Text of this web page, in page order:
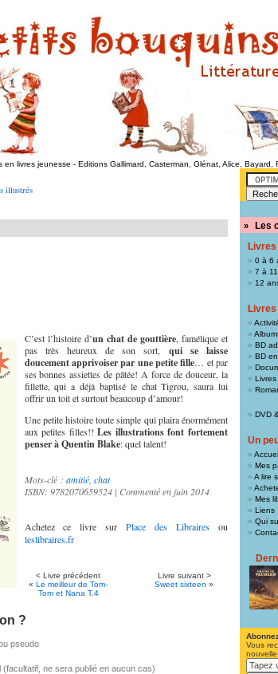
en livres jeunesse - Editions Gallimard, Casterman, Glénat, Alice, Bayard,
illustrés
C’est l’histoire d’un chat de gouttière, famélique et
pas très heureux de son sort, qui se laisse
doucement apprivoiser par une petite fille… et par
ses bonnes assiettes de pâtée! A force de douceur, la
fillette, qui a déjà baptisé le chat Tigrou, saura lui
offrir un toit et surtout beaucoup d’amour!
Une petite histoire toute simple qui plaira énormément
aux petites filles!!Les illustrations font fortement
penser à Quentin Blake: quel talent!
Mots-clé : amitié, chat
ISBN: 9782070659524 | Commenté en juin 2014
Achetez ce livre surPlace des Libraires ou
leslibraires.fr
< Livre précédent
« Le meilleur de Tom-
Tom et Nana T.4
Livre suivant >
Sweet sixteen »
?
pseudo
(facultatif, ne sera publié en aucun cas)
»
Les
0 à 6
7 à
12
BD
BD
Livres
DVD
Un
Mes
A lire
Mes
Liens
Qui
Vous